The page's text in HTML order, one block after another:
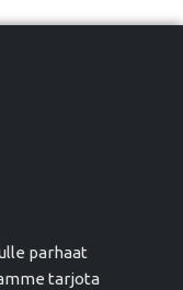
parhaat
tarjota